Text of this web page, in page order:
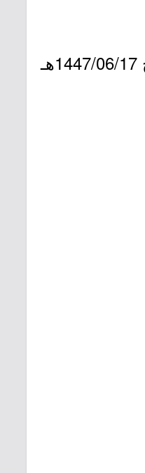
- التقديم مُتاح الآن بدأ يوم الأربعاء بتاريخ 1447/06/12هـ الموافق 2025/12/03م وينتهي التقديم يوم الإثنين بتاريخ 1447/06/17هـ